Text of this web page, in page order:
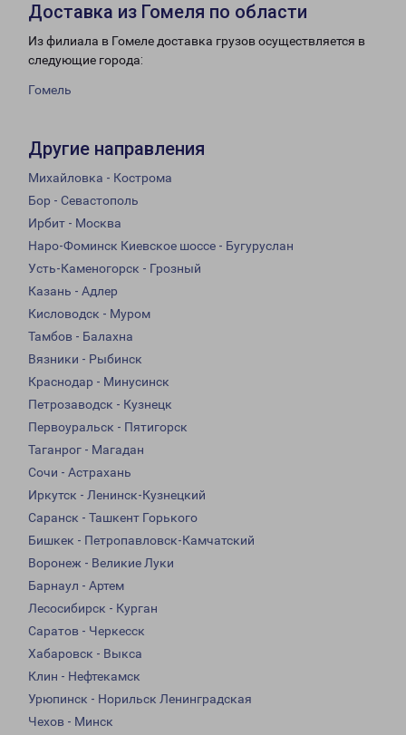
Доставка из Гомеля по области
Из филиала в Гомеле доставка грузов осуществляется в
следующие города:
Гомель
Другие направления
Михайловка - Кострома
Бор - Севастополь
Ирбит - Москва
Наро-Фоминск Киевское шоссе - Бугуруслан
Усть-Каменогорск - Грозный
Казань - Адлер
Кисловодск - Муром
Тамбов - Балахна
Вязники - Рыбинск
Краснодар - Минусинск
Петрозаводск - Кузнецк
Первоуральск - Пятигорск
Таганрог - Магадан
Сочи - Астрахань
Иркутск - Ленинск-Кузнецкий
Саранск - Ташкент Горького
Бишкек - Петропавловск-Камчатский
Воронеж - Великие Луки
Барнаул - Артем
Лесосибирск - Курган
Саратов - Черкесск
Хабаровск - Выкса
Клин - Нефтекамск
Урюпинск - Норильск Ленинградская
Чехов - Минск